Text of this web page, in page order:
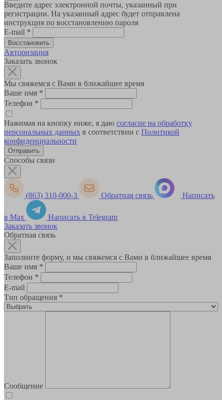
Введите адрес электронной почты, указанный при
регистрации. На указанный адрес будет отправлена
инструкция по восстановлению пароля
E-mail *
Авторизация
Заказать звонок
Мы свяжемся с Вами в ближайшее время
Ваше имя *
Телефон *
Нажимая на кнопку ниже, я даю согласие на обработку
персональных данных в соответствии с Политикой
конфиденциальности
Способы связи
(863) 310-000-3 Обратная связь Написать
в Max
Написать в Telegram
Заказать звонок
Обратная связь
Заполните форму, и мы свяжемся с Вами в ближайшее время
Ваше имя *
Телефон *
E-mail
Тип обращения *
Сообщение